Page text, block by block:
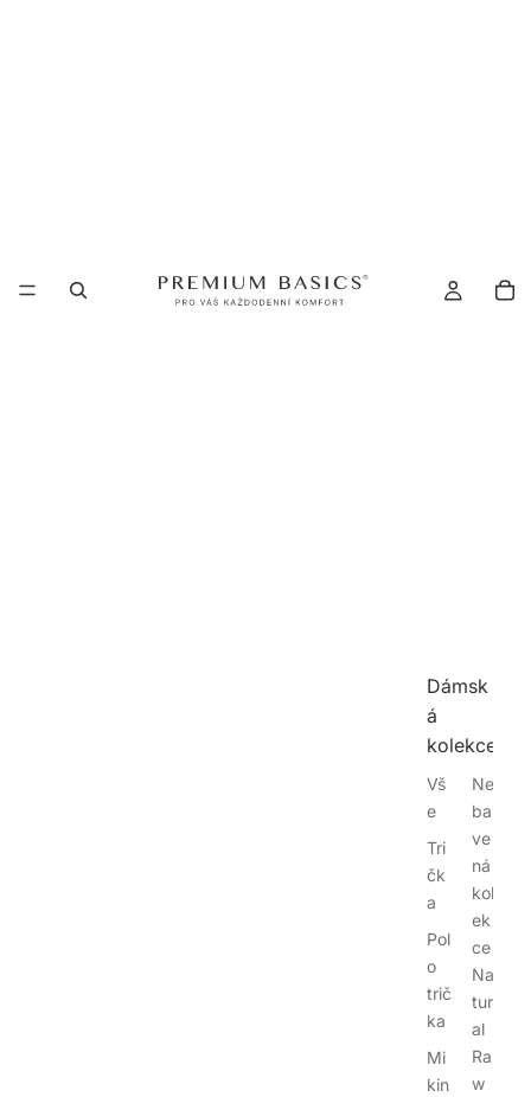
Dámsk
á
kolekce
Vš
e
Tri
čk
a
Pol
o
trič
ka
Mi
kin
Ne
bar
ve
ná
kol
ek
ce
Na
tur
al
Ra
w